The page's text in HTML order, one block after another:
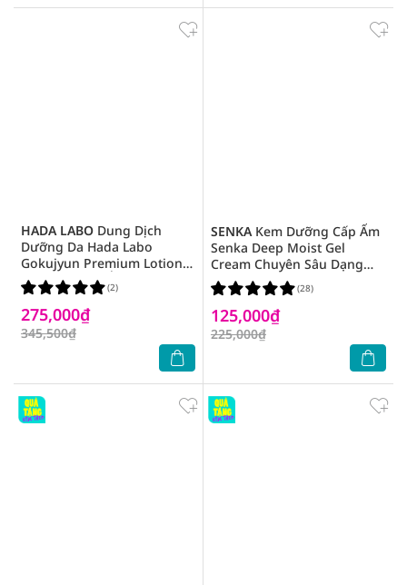
HADA LABO Dung Dịch
Dưỡng Da Hada Labo
Gokujyun Premium Lotion
Cung Cấp Độ Ẩm Cho Da
170ml
275,000₫
345,500₫
(2)
SENKAKem Dưỡng Cấp Ẩm
Senka Deep Moist Gel
Cream Chuyên Sâu Dạng
Gel 50g
125,000₫
225,000₫
(28)